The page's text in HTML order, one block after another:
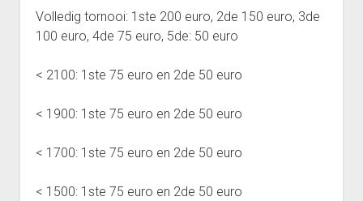
Punten Reeks 2
Reeks 2
Punten Reeks 3
Punten Reeks 3A
Volledig tornooi: 1ste 200 euro, 2de 150 euro, 3de
100 euro, 4de 75 euro, 5de: 50 euro
< 2100: 1ste 75 euro en 2de 50 euro
< 1900: 1ste 75 euro en 2de 50 euro
< 1700: 1ste 75 euro en 2de 50 euro
< 1500: 1ste 75 euro en 2de 50 euro